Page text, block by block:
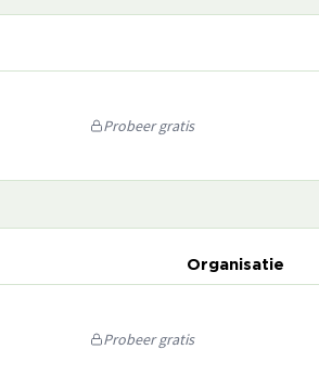
Probeer gratis
Organisatie
Probeer gratis